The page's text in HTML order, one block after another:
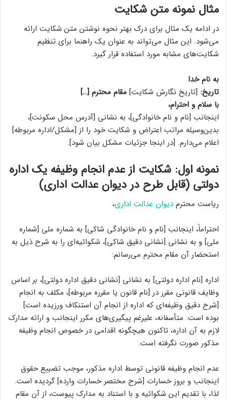
مثال نمونه متن شکایت
در ادامه یک مثال برای درک بهتر نحوه نوشتن متن شکایت ارائه
می‌شود. این مثال می‌تواند به عنوان یک راهنما برای تنظیم
شکایت‌های مشابه مورد استفاده قرار گیرد.
به نام خدا
تاریخ: [تاریخ نگارش شکایت] مقام محترم […]
با سلام و احترام،
اینجانب [نام و نام خانوادگی]، به نشانی [آدرس محل سکونت]،
بدین‌وسیله مراتب اعتراض و شکایت خود را از [مشکل/اداره مربوطه]
اعلام می‌دارم. [در اینجا جزئیات مشکل بیان شود].
نمونه اول: شکایت از عدم انجام وظیفه یک اداره
دولتی (قابل طرح در دیوان عدالت اداری)
ریاست محترم دیوان عدالت اداری،
احتراماً، اینجانب [نام و نام خانوادگی شاکی] به شماره ملی [شماره
ملی] و به نشانی [نشانی دقیق شاکی]، شکوائیه‌ای را به شرح ذیل به
استحضار آن مقام محترم می‌رسانم:
اداره [نام اداره دولتی] به نشانی [نشانی دقیق اداره دولتی]، بر اساس
وظایف قانونی مقرر در [نام قانون یا مقرره مربوطه]، مکلف به انجام
[شرح دقیق وظیفه‌ای که اداره از انجام آن استنکاف ورزیده است]
بوده است. متأسفانه، علیرغم پیگیری‌های مکرر اینجانب و ارائه مدارک
لازم به آن اداره، تاکنون هیچگونه اقدامی در خصوص انجام وظیفه
مذکور صورت نگرفته است.
عدم انجام وظیفه قانونی توسط اداره مذکور، موجب تضییع حقوق
اینجانب و بروز خسارات [شرح مختصر خسارات وارده] گردیده است.
لذا، با تقدیم این شکوائیه و با استناد به مدارک پیوست، از آن مقام